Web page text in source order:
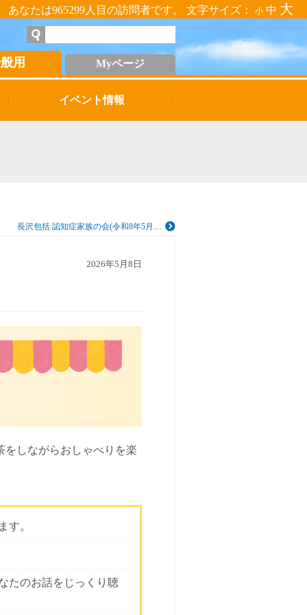
あなたは965299人目の訪問者です。 文字サイズ： 小 中 大
用 Myページ
イベント情報
長沢包括 認知症家族の会(令和8年5月…
2026年5月8日
をしながらおしゃべりを楽
す。
たのお話をじっくり聴